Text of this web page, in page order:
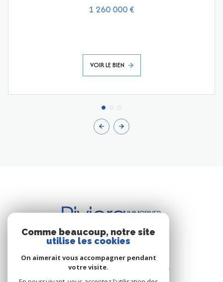
1 260 000 €
VOIR LE BIEN
BUREAU DE CAVALAIRE
Les Résidence du Port - Rue du Port
Comme beaucoup, notre site
utilise les cookies
On aimerait vous accompagner pendant
votre visite.